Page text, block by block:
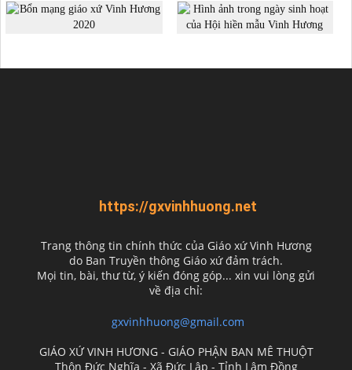
https://gxvinhhuong.net
Trang thông tin chính thức của Giáo xứ Vinh Hương
do Ban Truyền thông Giáo xứ đảm trách.
Mọi tin, bài, thư từ, ý kiến đóng góp... xin vui lòng gửi
về địa chỉ:
gxvinhhuong@gmail.com
GIÁO XỨ VINH HƯƠNG - GIÁO PHẬN BAN MÊ THUỘT
Thôn Đức Nghĩa - Xã Đức Lập - Tỉnh Lâm Đồng